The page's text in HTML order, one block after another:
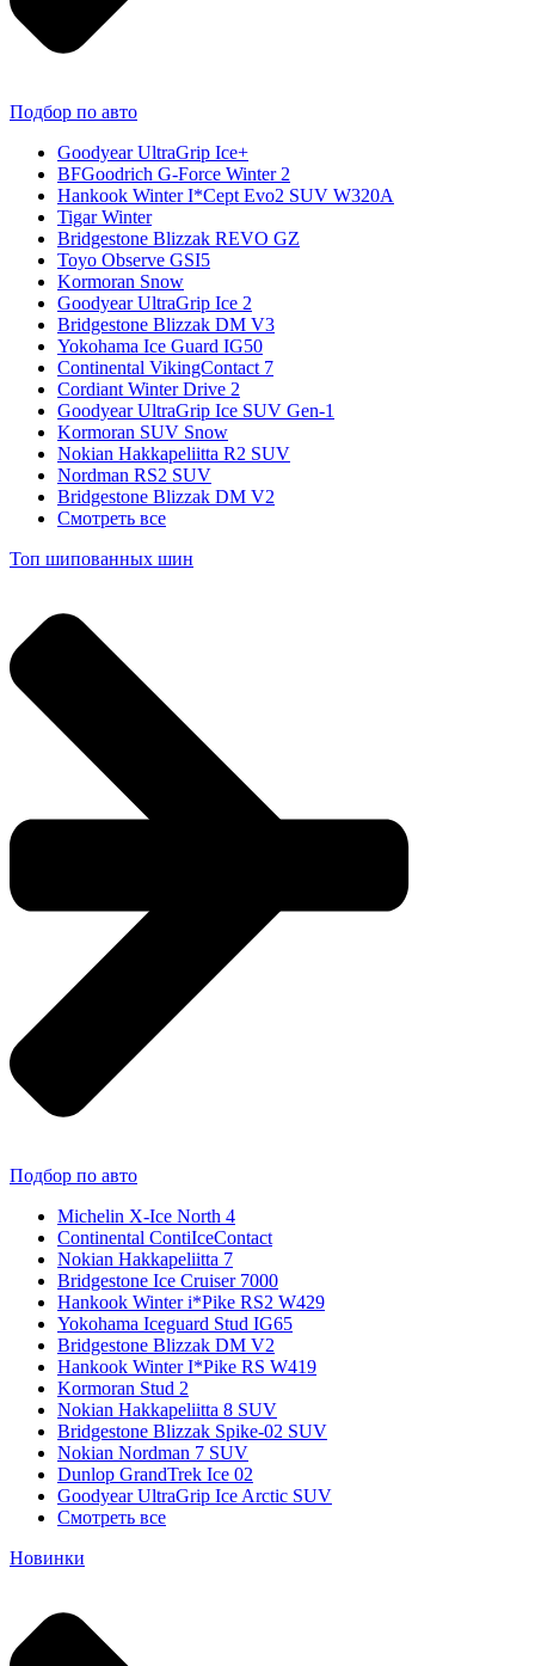
Подбор по авто
Goodyear UltraGrip Ice+
BFGoodrich G-Force Winter 2
Hankook Winter I*Cept Evo2 SUV W320A
Tigar Winter
Bridgestone Blizzak REVO GZ
Toyo Observe GSI5
Kormoran Snow
Goodyear UltraGrip Ice 2
Bridgestone Blizzak DM V3
Yokohama Ice Guard IG50
Continental VikingContact 7
Cordiant Winter Drive 2
Goodyear UltraGrip Ice SUV Gen-1
Kormoran SUV Snow
Nokian Hakkapeliitta R2 SUV
Nordman RS2 SUV
Bridgestone Blizzak DM V2
Смотреть все
Топ шипованных шин
Подбор по авто
Michelin X-Ice North 4
Continental ContiIceContact
Nokian Hakkapeliitta 7
Bridgestone Ice Cruiser 7000
Hankook Winter i*Pike RS2 W429
Yokohama Iceguard Stud IG65
Bridgestone Blizzak DM V2
Hankook Winter I*Pike RS W419
Kormoran Stud 2
Nokian Hakkapeliitta 8 SUV
Bridgestone Blizzak Spike-02 SUV
Nokian Nordman 7 SUV
Dunlop GrandTrek Ice 02
Goodyear UltraGrip Ice Arctic SUV
Смотреть все
Новинки